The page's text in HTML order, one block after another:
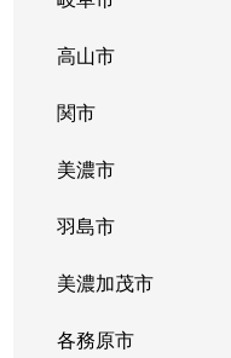
高山市
関市
美濃市
羽島市
美濃加茂市
各務原市